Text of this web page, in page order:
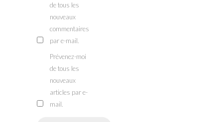
de tous les
nouveaux
commentaires
par e-mail.
Prévenez-moi
de tous les
nouveaux
articles par e-
mail.